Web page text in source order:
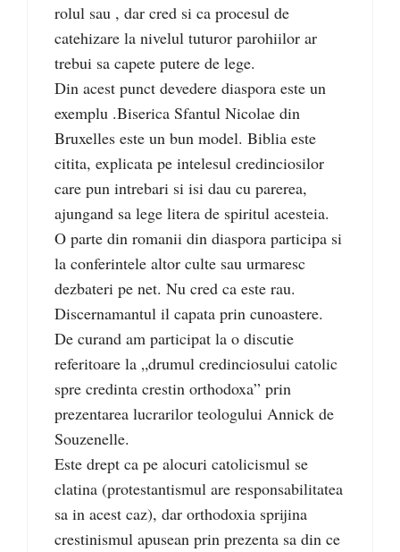
rolul sau , dar cred si ca procesul de
catehizare la nivelul tuturor parohiilor ar
trebui sa capete putere de lege.
Din acest punct devedere diaspora este un
exemplu .Biserica Sfantul Nicolae din
Bruxelles este un bun model. Biblia este
citita, explicata pe intelesul credinciosilor
care pun intrebari si isi dau cu parerea,
ajungand sa lege litera de spiritul acesteia.
O parte din romanii din diaspora participa si
la conferintele altor culte sau urmaresc
dezbateri pe net. Nu cred ca este rau.
Discernamantul il capata prin cunoastere.
De curand am participat la o discutie
referitoare la „drumul credinciosului catolic
spre credinta crestin orthodoxa” prin
prezentarea lucrarilor teologului Annick de
Souzenelle.
Este drept ca pe alocuri catolicismul se
clatina (protestantismul are responsabilitatea
sa in acest caz), dar orthodoxia sprijina
crestinismul apusean prin prezenta sa din ce